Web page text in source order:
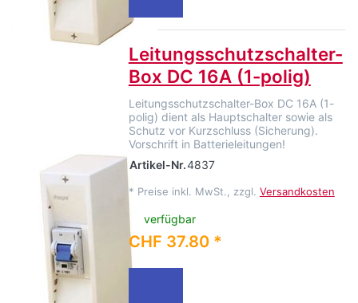
Leitungsschutzschalter-
Box DC 16A (1-polig)
Leitungsschutzschalter-Box DC 16A (1-
polig) dient als Hauptschalter sowie als
Schutz vor Kurzschluss (Sicherung).
Vorschrift in Batterieleitungen!
Artikel-Nr.4837
* Preise inkl. MwSt., zzgl. Versandkosten
verfügbar
CHF 37.80 *